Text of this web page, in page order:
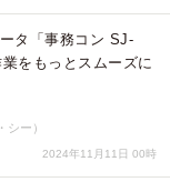
タ「事務コン SJ-
をもっとスムーズに
ー）
2024年11月11日 00時